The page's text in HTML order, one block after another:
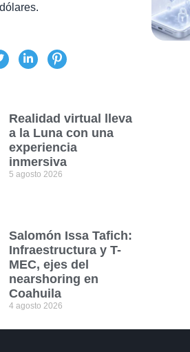
Realidad virtual lleva
a la Luna con una
experiencia
inmersiva
5 agosto 2026
Salomón Issa Tafich:
Infraestructura y T-
MEC, ejes del
nearshoring en
Coahuila
4 agosto 2026